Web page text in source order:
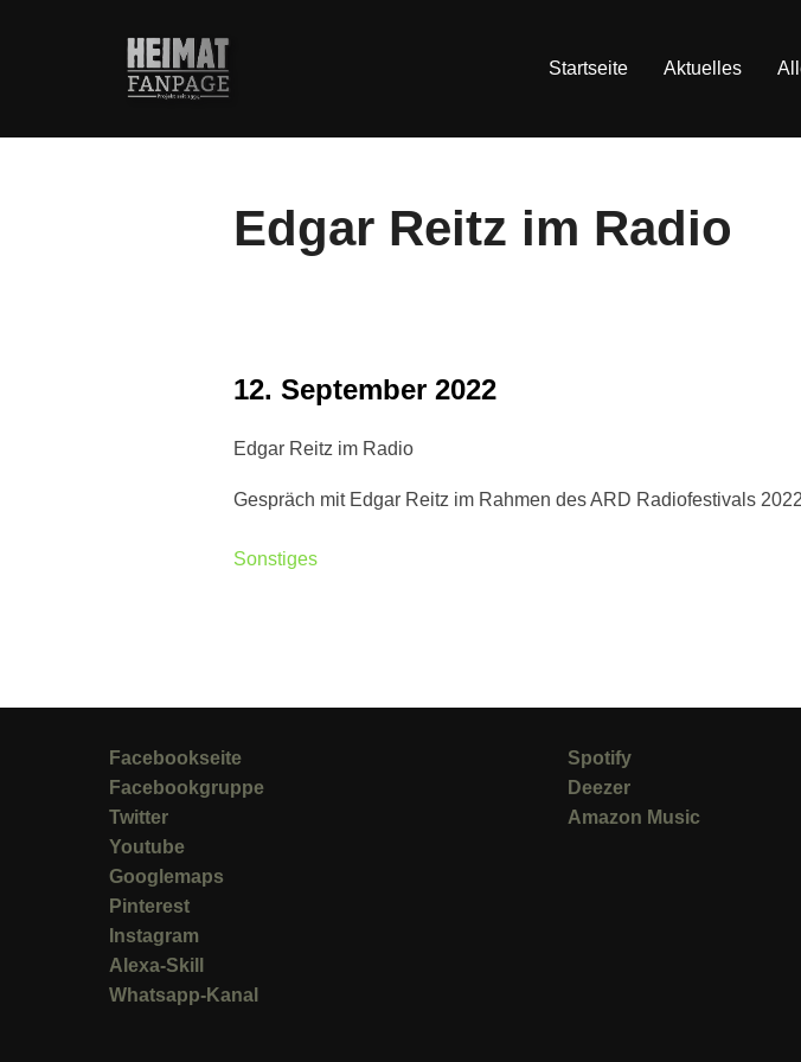
Startseite
Aktuelles
Edgar Reitz im Radio
12. September 2022
Edgar Reitz im Radio
Gespräch mit Edgar Reitz im Rahmen des ARD Radiofestivals
Sonstiges
Facebookseite
Facebookgruppe
Twitter
Youtube
Googlemaps
Pinterest
Instagram
Alexa-Skill
Whatsapp-Kanal
Spotify
Deezer
Amazon Music